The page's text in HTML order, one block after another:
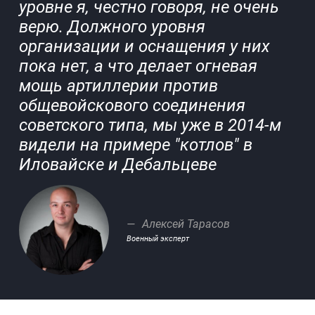
уровне я, честно говоря, не очень
верю. Должного уровня
организации и оснащения у них
пока нет, а что делает огневая
мощь артиллерии против
общевойскового соединения
советского типа, мы уже в 2014-м
видели на примере "котлов" в
Иловайске и Дебальцеве
Алексей Тарасов
Военный эксперт